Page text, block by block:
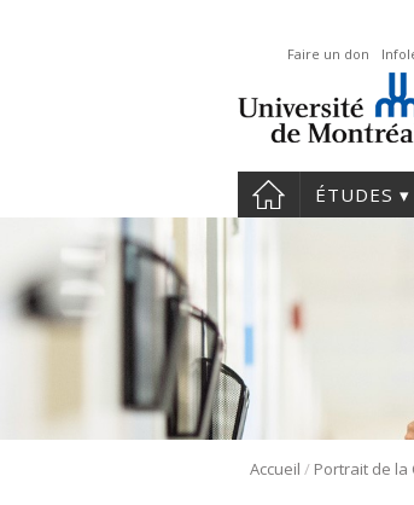
Faire un don
ÉTUDES
Accueil /